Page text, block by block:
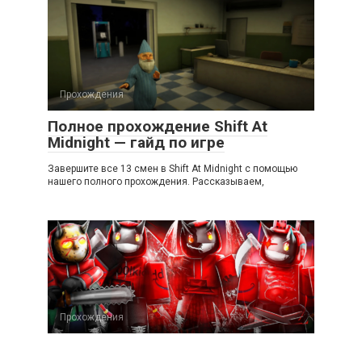
Прохождения
Полное прохождение Shift At
Midnight — гайд по игре
Завершите все 13 смен в Shift At Midnight с помощью
нашего полного прохождения. Рассказываем,
Прохождения